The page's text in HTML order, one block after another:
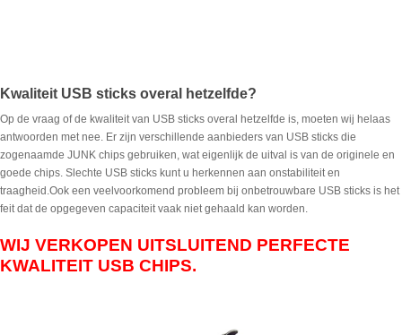
Kwaliteit USB sticks overal hetzelfde?
Op de vraag of de kwaliteit van USB sticks overal hetzelfde is, moeten wij helaas
antwoorden met nee. Er zijn verschillende aanbieders van USB sticks die
zogenaamde JUNK chips gebruiken, wat eigenlijk de uitval is van de originele en
goede chips. Slechte USB sticks kunt u herkennen aan onstabiliteit en
traagheid.Ook een veelvoorkomend probleem bij onbetrouwbare USB sticks is het
feit dat de opgegeven capaciteit vaak niet gehaald kan worden.
WIJ VERKOPEN UITSLUITEND PERFECTE
KWALITEIT USB CHIPS.